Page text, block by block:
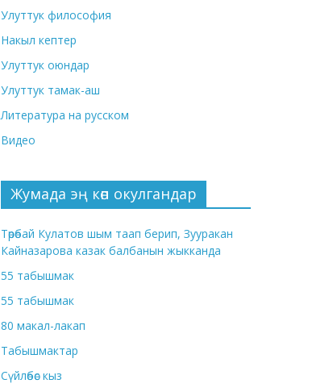
Улуттук философия
Накыл кептер
Улуттук оюндар
Улуттук тамак-аш
Литература на русском
Видео
Жумада эң көп окулгандар
Төрөбай Кулатов шым таап берип, Зууракан
Кайназарова казак балбанын жыкканда
55 табышмак
55 табышмак
80 макал-лакап
Табышмактар
Сүйлөбөс кыз